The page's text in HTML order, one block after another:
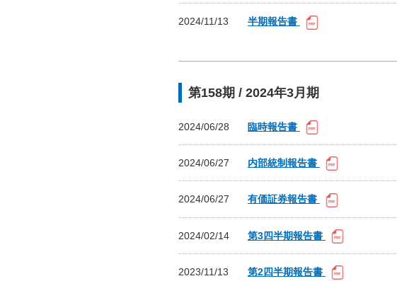
2024/11/13 半期報告書
第158期 / 2024年3月期
2024/06/28 臨時報告書
2024/06/27 内部統制報告書
2024/06/27 有価証券報告書
2024/02/14 第3四半期報告書
2023/11/13 第2四半期報告書